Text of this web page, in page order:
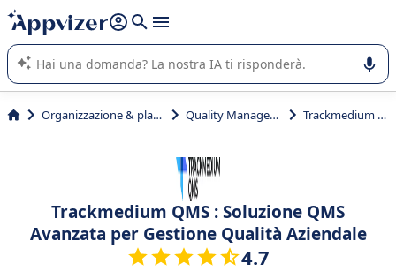
righe con
shift + enter
L'IA di Appvizer vi guida nell'utilizzo o nella scelta di un
software SaaS per la vostra azienda.
Organizzazione & planning Quality Management Trackmedium QMS
Trackmedium QMS : Soluzione QMS
Avanzata per Gestione Qualità Aziendale
4.7